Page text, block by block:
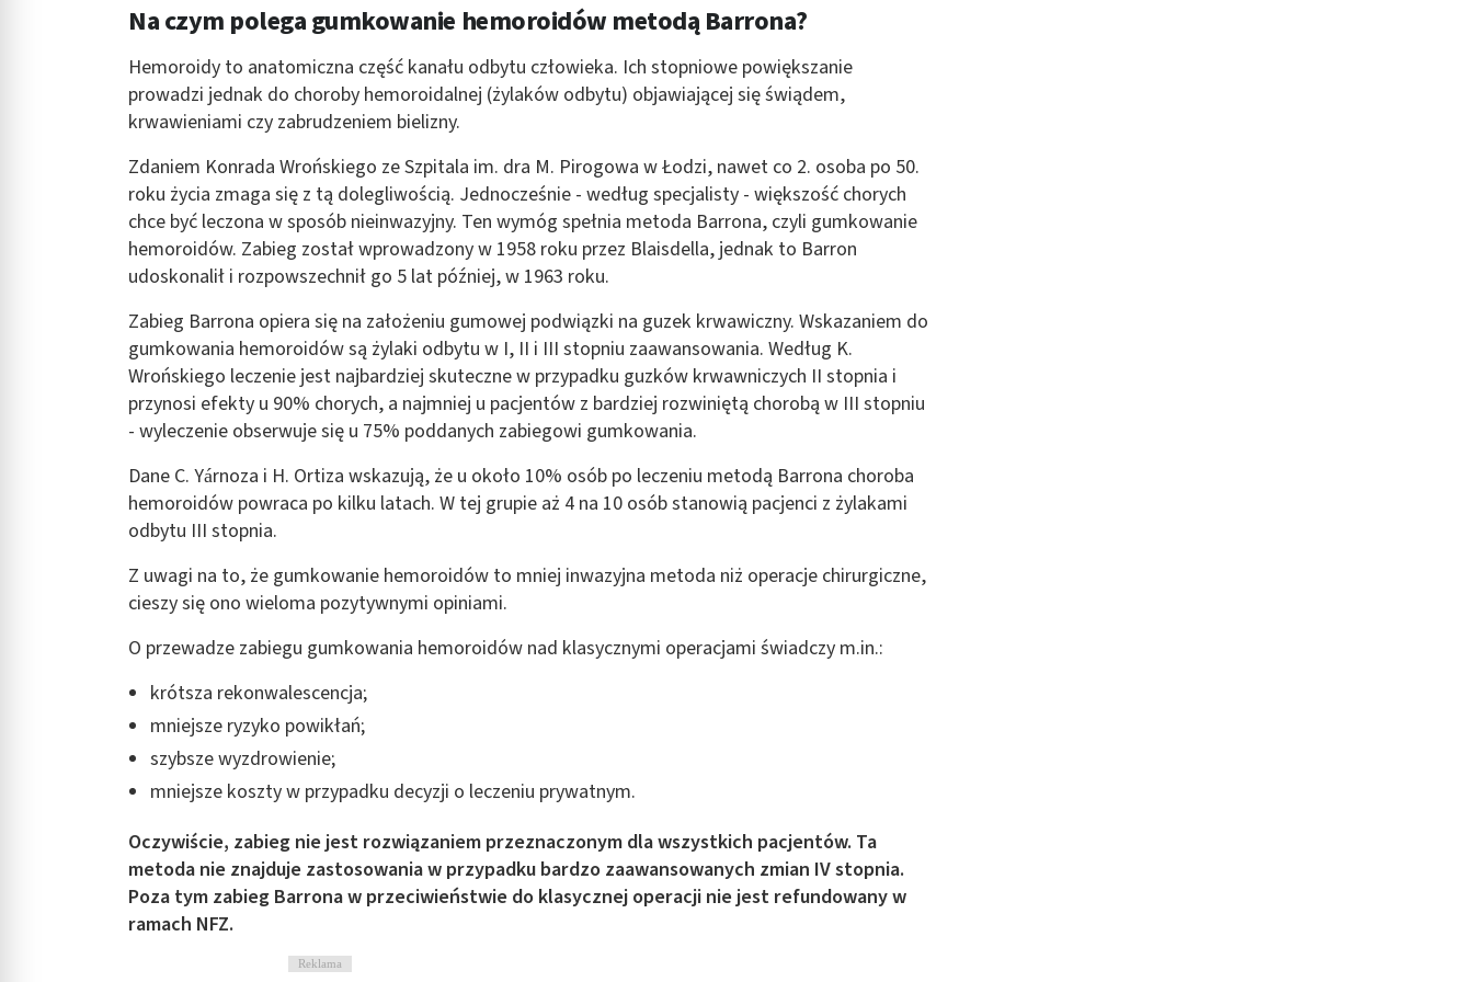
Na czym polega gumkowanie hemoroidów metodą Barrona?
Hemoroidy to anatomiczna część kanału odbytu człowieka. Ich stopniowe powiększanie
prowadzi jednak do choroby hemoroidalnej (żylaków odbytu) objawiającej się świądem,
krwawieniami czy zabrudzeniem bielizny.
Zdaniem Konrada Wrońskiego ze Szpitala im. dra M. Pirogowa w Łodzi, nawet co 2. osoba po 50.
roku życia zmaga się z tą dolegliwością. Jednocześnie - według specjalisty - większość chorych
chce być leczona w sposób nieinwazyjny. Ten wymóg spełnia metoda Barrona, czyli gumkowanie
hemoroidów. Zabieg został wprowadzony w 1958 roku przez Blaisdella, jednak to Barron
udoskonalił i rozpowszechnił go 5 lat później, w 1963 roku.
Zabieg Barrona opiera się na założeniu gumowej podwiązki na guzek krwawiczny. Wskazaniem do
gumkowania hemoroidów są żylaki odbytu w I, II i III stopniu zaawansowania. Według K.
Wrońskiego leczenie jest najbardziej skuteczne w przypadku guzków krwawniczych II stopnia i
przynosi efekty u 90% chorych, a najmniej u pacjentów z bardziej rozwiniętą chorobą w III stopniu
- wyleczenie obserwuje się u 75% poddanych zabiegowi gumkowania.
Dane C. Yárnoza i H. Ortiza wskazują, że u około 10% osób po leczeniu metodą Barrona choroba
hemoroidów powraca po kilku latach. W tej grupie aż 4 na 10 osób stanowią pacjenci z żylakami
odbytu III stopnia.
Z uwagi na to, że gumkowanie hemoroidów to mniej inwazyjna metoda niż operacje chirurgiczne,
cieszy się ono wieloma pozytywnymi opiniami.
O przewadze zabiegu gumkowania hemoroidów nad klasycznymi operacjami świadczy m.in.:
krótsza rekonwalescencja;
mniejsze ryzyko powikłań;
szybsze wyzdrowienie;
mniejsze koszty w przypadku decyzji o leczeniu prywatnym.
Oczywiście, zabieg nie jest rozwiązaniem przeznaczonym dla wszystkich pacjentów. Ta
metoda nie znajduje zastosowania w przypadku bardzo zaawansowanych zmian IV stopnia.
Poza tym zabieg Barrona w przeciwieństwie do klasycznej operacji nie jest refundowany w
ramach NFZ.
Reklama
Rozumienie odbiorców dzięki statystyce lub kombinacji danych z różnych źródeł
Rozwój i ulepszanie usług
Wykorzystywanie ograniczonych danych do wyboru treści
Użycie dokładnych danych geolokalizacyjnych
Identyfikowanie urządzeń na podstawie aktywnie żądanych informacji
Cele przetwarzania inne niż IAB:
Wydajność (Performance)
Reklama / śledzenie